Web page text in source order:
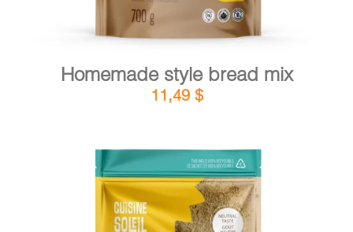
Homemade style bread mix
11,49 $